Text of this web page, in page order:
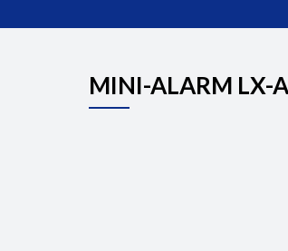
MINI-ALARM LX-